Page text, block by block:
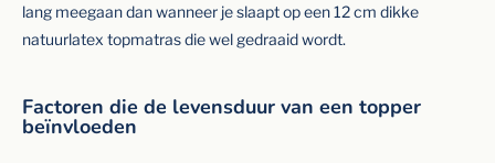
lang meegaan dan wanneer je slaapt op een 12 cm dikke
natuurlatex topmatras die wel gedraaid wordt.
Factoren die de levensduur van een topper
beïnvloeden